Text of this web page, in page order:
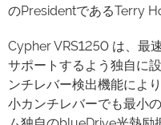
のPresidentであるTerry
Cypher VRS1250 は、最
サポートするよう独自に
ンチレバー検出機能によ
小カンチレバーでも最小